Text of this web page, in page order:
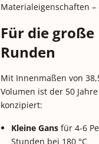
Materialeigenschaften
Für die
Runden
Mit Innenmaßen von
Volumen ist der 50
konzipiert:
Kleine Gansfür 4-6
Stunden bei 180 °C